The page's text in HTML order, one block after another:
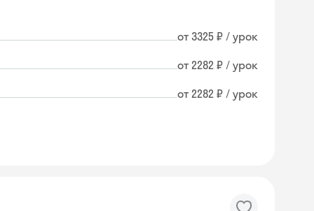
от 3325 ₽ / урок
от 2282 ₽ / урок
от 2282 ₽ / урок